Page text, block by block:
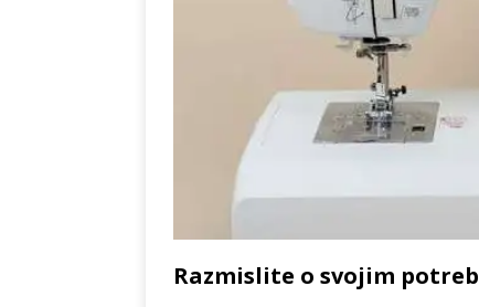
Razmislite o svojim